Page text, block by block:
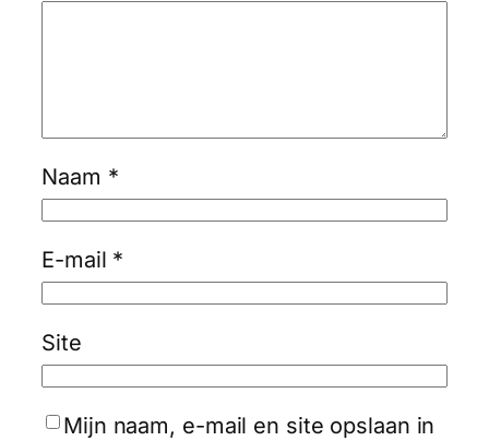
Naam *
E-mail *
Site
Mijn naam, e-mail en site opslaan in